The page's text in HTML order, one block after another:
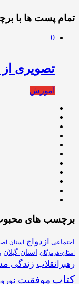
تمام پست ها با
0
تصویری از
آموزش
برچسب های
اجتماعی ازدواج استان-
استان-هرمزگان استان-گیلان
رهبرانقلاب زندگی
کتاب موفقیت